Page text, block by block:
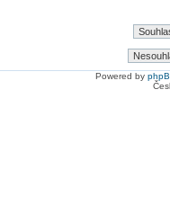
Powered by